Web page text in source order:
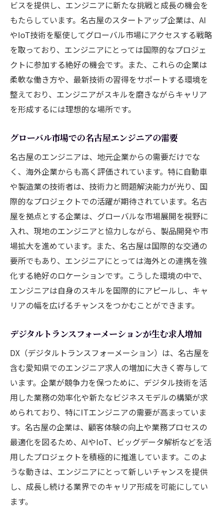
ビスを提供し、エンジニアに新たな挑戦と成長の機会を
もたらしています。名古屋のスタートアップ企業は、AI
やIoT技術を駆使してグローバル市場にアクセスする戦略
を取っており、エンジニアにとっては国際的なプロジェ
クトに参加する絶好の機会です。また、これらの企業は
柔軟な働き方や、最新技術の習得をサポートする環境を
整えており、エンジニアがスキルを磨きながらキャリア
を形成するには理想的な場所です。
グローバル市場での名古屋エンジニアの需要
名古屋のエンジニアは、地元企業からの需要だけでな
く、海外企業からも高く評価されています。特に自動車
や製造業の技術者は、技術力と問題解決能力が光り、国
際的なプロジェクトでの活躍が期待されています。名古
屋を拠点とする企業は、グローバルな市場展開を視野に
入れ、現地のエンジニアと協力しながら、製品開発や市
場拡大を進めています。また、名古屋は国際的な交通の
要所でもあり、エンジニアにとっては海外との連携を強
化する絶好のロケーションです。こうした環境の中で、
エンジニアは自身のスキルを国際的にアピールし、キャ
リアの幅を広げるチャンスをつかむことができます。
デジタルトランスフォーメーションが生む求人増加
DX（デジタルトランスフォーメーション）は、名古屋を
含む愛知県でのエンジニア求人の増加に大きく寄与して
います。企業が競争力を保つために、デジタル技術を活
用した業務の効率化や新たなビジネスモデルの構築が求
められており、特にITエンジニアの需要が高まっていま
す。名古屋の企業は、顧客体験の向上や業務プロセスの
最適化を図るため、AIやIoT、ビッグデータ解析などを活
用したプロジェクトを積極的に推進しています。このよ
うな動きは、エンジニアにとって新しいチャンスを提供
し、成長し続ける業界でのキャリア形成を可能にしてい
ます。